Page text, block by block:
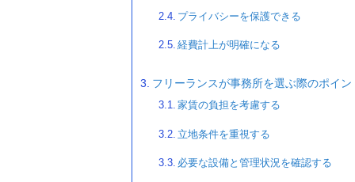
プライバシーを保護できる
経費計上が明確になる
フリーランスが事務所を選ぶ際のポイン
家賃の負担を考慮する
立地条件を重視する
必要な設備と管理状況を確認する